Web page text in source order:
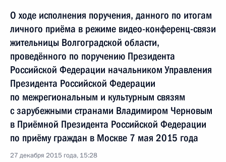
О ходе исполнения поручения, данного по итогам
личного приёма в режиме видео-конференц-связи
жительницы Волгоградской области,
проведённого по поручению Президента
Российской Федерации начальником Управления
Президента Российской Федерации
по межрегиональным и культурным связям
с зарубежными странами Владимиром Черновым
в Приёмной Президента Российской Федерации
по приёму граждан в Москве 7 мая 2015 года
27 декабря 2015 года, 15:28